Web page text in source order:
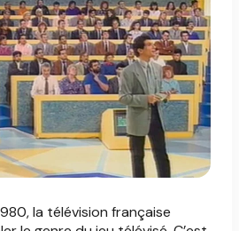
la télévision française